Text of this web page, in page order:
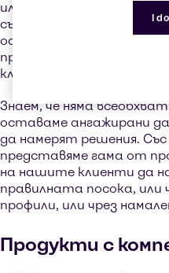
или по-ниска
съответните опасности
освободените емисии.
приложения
ключови за тяхната
Знаем, че няма
оставаме ангажирани
да намерят решения.
представяме гама от
на нашите клиенти да
правилната посока, или
профили, или чрез
Продукти с
I